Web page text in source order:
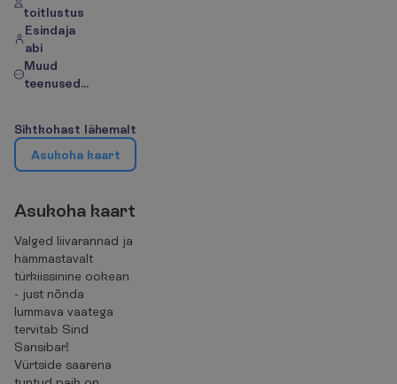
toitlustus
Esindaja
abi
Muud
teenused...
Sihtkohast lähemalt
Asukoha kaart
Asukoha kaart
Valged liivarannad ja
hämmastavalt
türkiissinine ookean
- just nõnda
lummava vaatega
tervitab Sind
Sansibar!
Vürtside saarena